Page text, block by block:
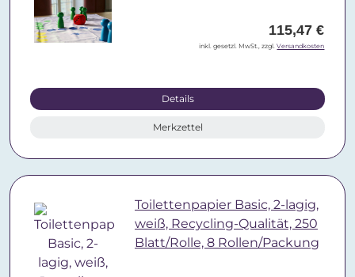
115,47 €
inkl. gesetzl. MwSt., zzgl.Versandkosten
Details
Merkzettel
Toilettenpapier Basic, 2-lagig,
weiß, Recycling-Qualität, 250
Blatt/Rolle, 8 Rollen/Packung